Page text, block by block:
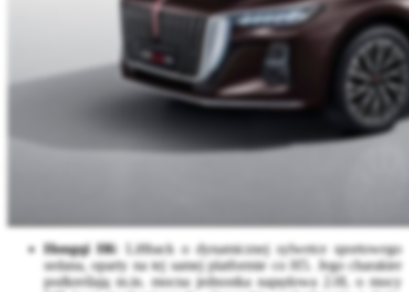
Hongqi H6: Liftback o dynamicznej sylwetce sportowego
sedana, oparty na tej samej platformie co H5. Jego charakter
podkreślają m.in. mocna jednostka napędowa 2.0L o mocy